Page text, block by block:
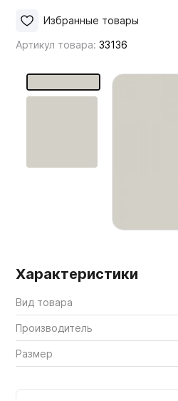
Мой ЭГГЕР
Фасады
Артикул товара:33136
Избранные товары
Характеристики
Вид товара
Производитель
Размер